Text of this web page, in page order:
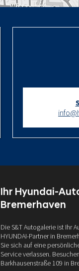
Ihr Hyundai-
Bremerhaven
Die S&T Autogalerie ist Ihr
HYUNDAI-Partner in
Sie sich auf eine
Service verlassen.
Barkhausenstraße 109 in